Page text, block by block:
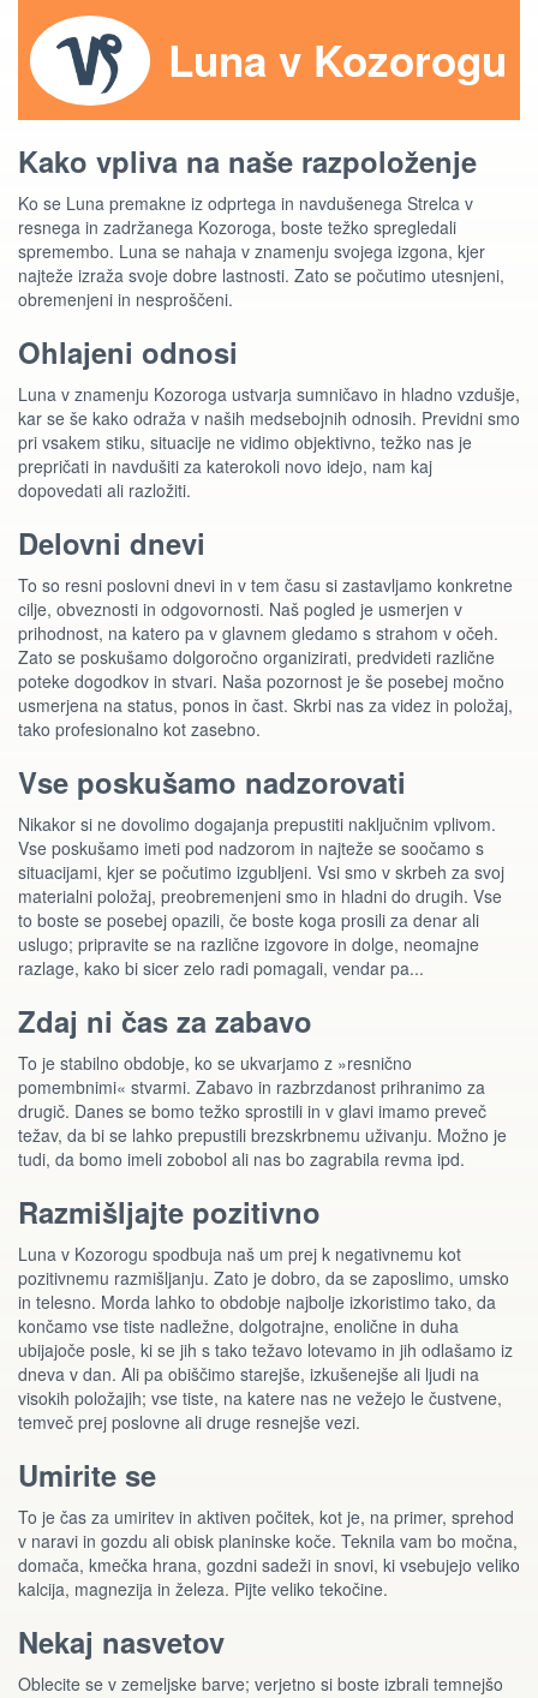
Luna v Kozorogu
Kako vpliva na naše razpoloženje
Ko se Luna premakne iz odprtega in navdušenega Strelca v
resnega in zadržanega Kozoroga, boste težko spregledali
spremembo. Luna se nahaja v znamenju svojega izgona, kjer
najteže izraža svoje dobre lastnosti. Zato se počutimo utesnjeni,
obremenjeni in nesproščeni.
Ohlajeni odnosi
Luna v znamenju Kozoroga ustvarja sumničavo in hladno vzdušje,
kar se še kako odraža v naših medsebojnih odnosih. Previdni smo
pri vsakem stiku, situacije ne vidimo objektivno, težko nas je
prepričati in navdušiti za katerokoli novo idejo, nam kaj
dopovedati ali razložiti.
Delovni dnevi
To so resni poslovni dnevi in v tem času si zastavljamo konkretne
cilje, obveznosti in odgovornosti. Naš pogled je usmerjen v
prihodnost, na katero pa v glavnem gledamo s strahom v očeh.
Zato se poskušamo dolgoročno organizirati, predvideti različne
poteke dogodkov in stvari. Naša pozornost je še posebej močno
usmerjena na status, ponos in čast. Skrbi nas za videz in položaj,
tako profesionalno kot zasebno.
Vse poskušamo nadzorovati
Nikakor si ne dovolimo dogajanja prepustiti naključnim vplivom.
Vse poskušamo imeti pod nadzorom in najteže se soočamo s
situacijami, kjer se počutimo izgubljeni. Vsi smo v skrbeh za svoj
materialni položaj, preobremenjeni smo in hladni do drugih. Vse
to boste se posebej opazili, če boste koga prosili za denar ali
uslugo; pripravite se na različne izgovore in dolge, neomajne
razlage, kako bi sicer zelo radi pomagali, vendar pa...
Zdaj ni čas za zabavo
To je stabilno obdobje, ko se ukvarjamo z »resnično
pomembnimi« stvarmi. Zabavo in razbrzdanost prihranimo za
drugič. Danes se bomo težko sprostili in v glavi imamo preveč
težav, da bi se lahko prepustili brezskrbnemu uživanju. Možno je
tudi, da bomo imeli zobobol ali nas bo zagrabila revma ipd.
Razmišljajte pozitivno
Luna v Kozorogu spodbuja naš um prej k negativnemu kot
pozitivnemu razmišljanju. Zato je dobro, da se zaposlimo, umsko
in telesno. Morda lahko to obdobje najbolje izkoristimo tako, da
končamo vse tiste nadležne, dolgotrajne, enolične in duha
ubijajoče posle, ki se jih s tako težavo lotevamo in jih odlašamo iz
dneva v dan. Ali pa obiščimo starejše, izkušenejše ali ljudi na
visokih položajih; vse tiste, na katere nas ne vežejo le čustvene,
temveč prej poslovne ali druge resnejše vezi.
Umirite se
To je čas za umiritev in aktiven počitek, kot je, na primer, sprehod
v naravi in gozdu ali obisk planinske koče. Teknila vam bo močna,
domača, kmečka hrana, gozdni sadeži in snovi, ki vsebujejo veliko
kalcija, magnezija in železa. Pijte veliko tekočine.
Nekaj nasvetov
Oblecite se v zemeljske barve; verjetno si boste izbrali temnejšo